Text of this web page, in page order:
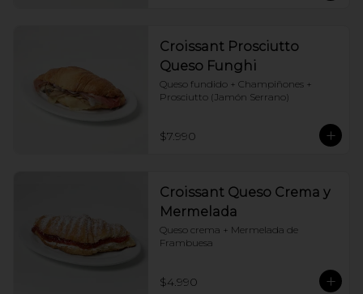
Croissant Prosciutto
Queso Funghi
Queso fundido + Champiñones +
Prosciutto (Jamón Serrano)
$7.990
Croissant Queso Crema y
Mermelada
Queso crema + Mermelada de
Frambuesa
$4.990